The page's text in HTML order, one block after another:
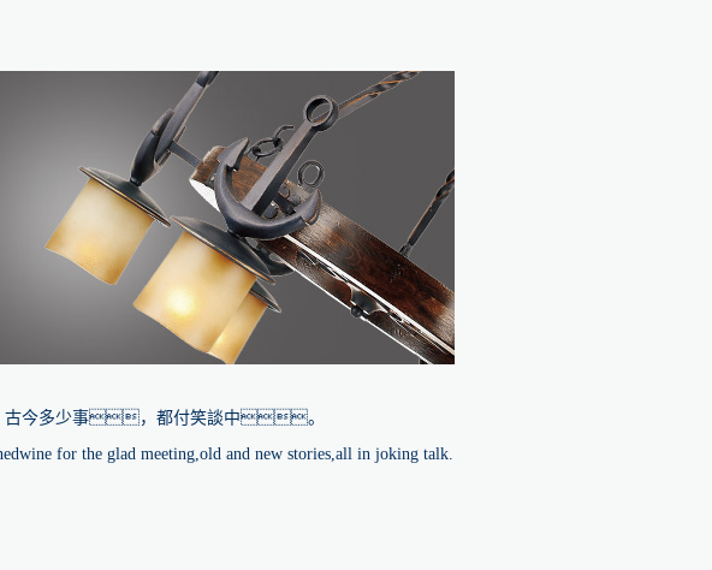
古今多少事，都付笑談中。
for the glad meeting,old and new stories,all in joking talk.